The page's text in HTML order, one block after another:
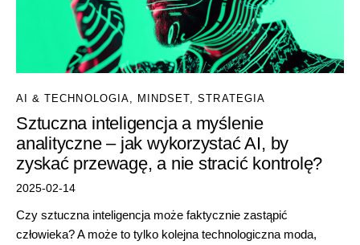
AI & TECHNOLOGIA, MINDSET,STRATEGIA
Sztuczna inteligencja a myślenie
analityczne – jak wykorzystać AI, by
zyskać przewagę, a nie stracić kontrolę?
2025-02-14
Czy sztuczna inteligencja może faktycznie zastąpić
człowieka? A może to tylko kolejna technologiczna moda,